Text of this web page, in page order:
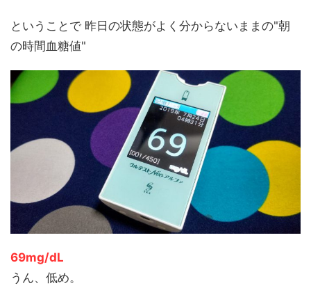
ということで 昨日の状態がよく分からないままの"朝
の時間血糖値"
69mg/dL
うん、低め。